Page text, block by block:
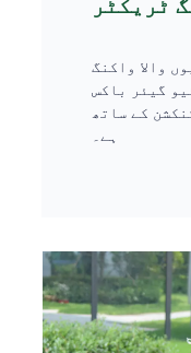
والا واکنگ
گیئر باکس
کے ساتھ
ہے۔